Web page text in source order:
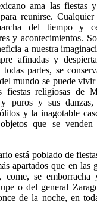
ama las fiestas
reunirse.
del tiempo y
y acontecimientos.
a nuestra
afinadas y
partes, se
mundo se puede
fiestas religiosas de
puros y sus danzas,
y la inagotable
que se
está poblado de
apartados que en las
come, se
o del general
de la noche, en